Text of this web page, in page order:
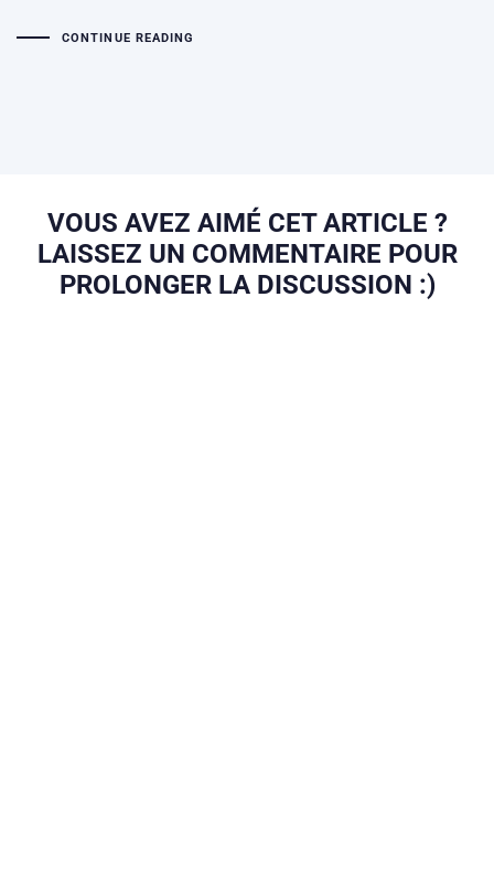
CONTINUE READING
VOUS AVEZ AIMÉ CET ARTICLE ?
LAISSEZ UN COMMENTAIRE POUR
PROLONGER LA DISCUSSION :)